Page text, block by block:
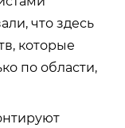
что здесь
которые
по области,